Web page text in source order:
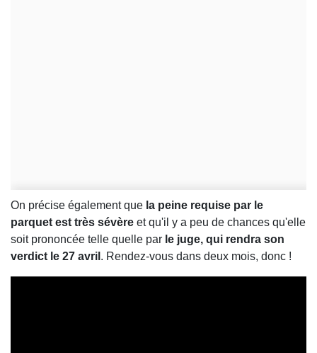
On précise également que la peine requise par le
parquet est très sévère et qu'il y a peu de chances qu'elle
soit prononcée telle quelle par le juge, qui rendra son
verdict le 27 avril . Rendez-vous dans deux mois, donc !